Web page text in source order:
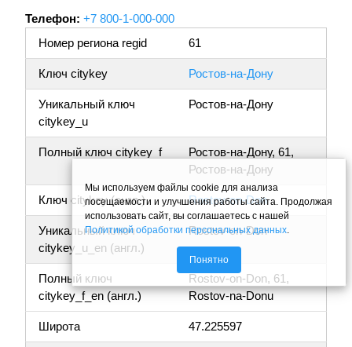
Телефон: +7 800-1-000-000
Номер региона regid
61
Ключ citykey Ростов-на-Дону
Уникальный ключ
citykey_u
Ростов-на-Дону
Полный ключ citykey_f
Ростов-на-Дону, 61,
Ростов-на-Дону
Ключ citykey (англ.) Rostov-on-Don
Уникальный ключ
citykey_u_en (англ.)
Rostov-on-Don
Полный ключ
citykey_f_en (англ.)
Rostov-on-Don, 61,
Rostov-na-Donu
Широта 47.225597
Мы используем файлы cookie для анализа
посещаемости и улучшения работы сайта. Продолжая
использовать сайт, вы соглашаетесь с нашей
Политикой обработки персональных данных.
Понятно